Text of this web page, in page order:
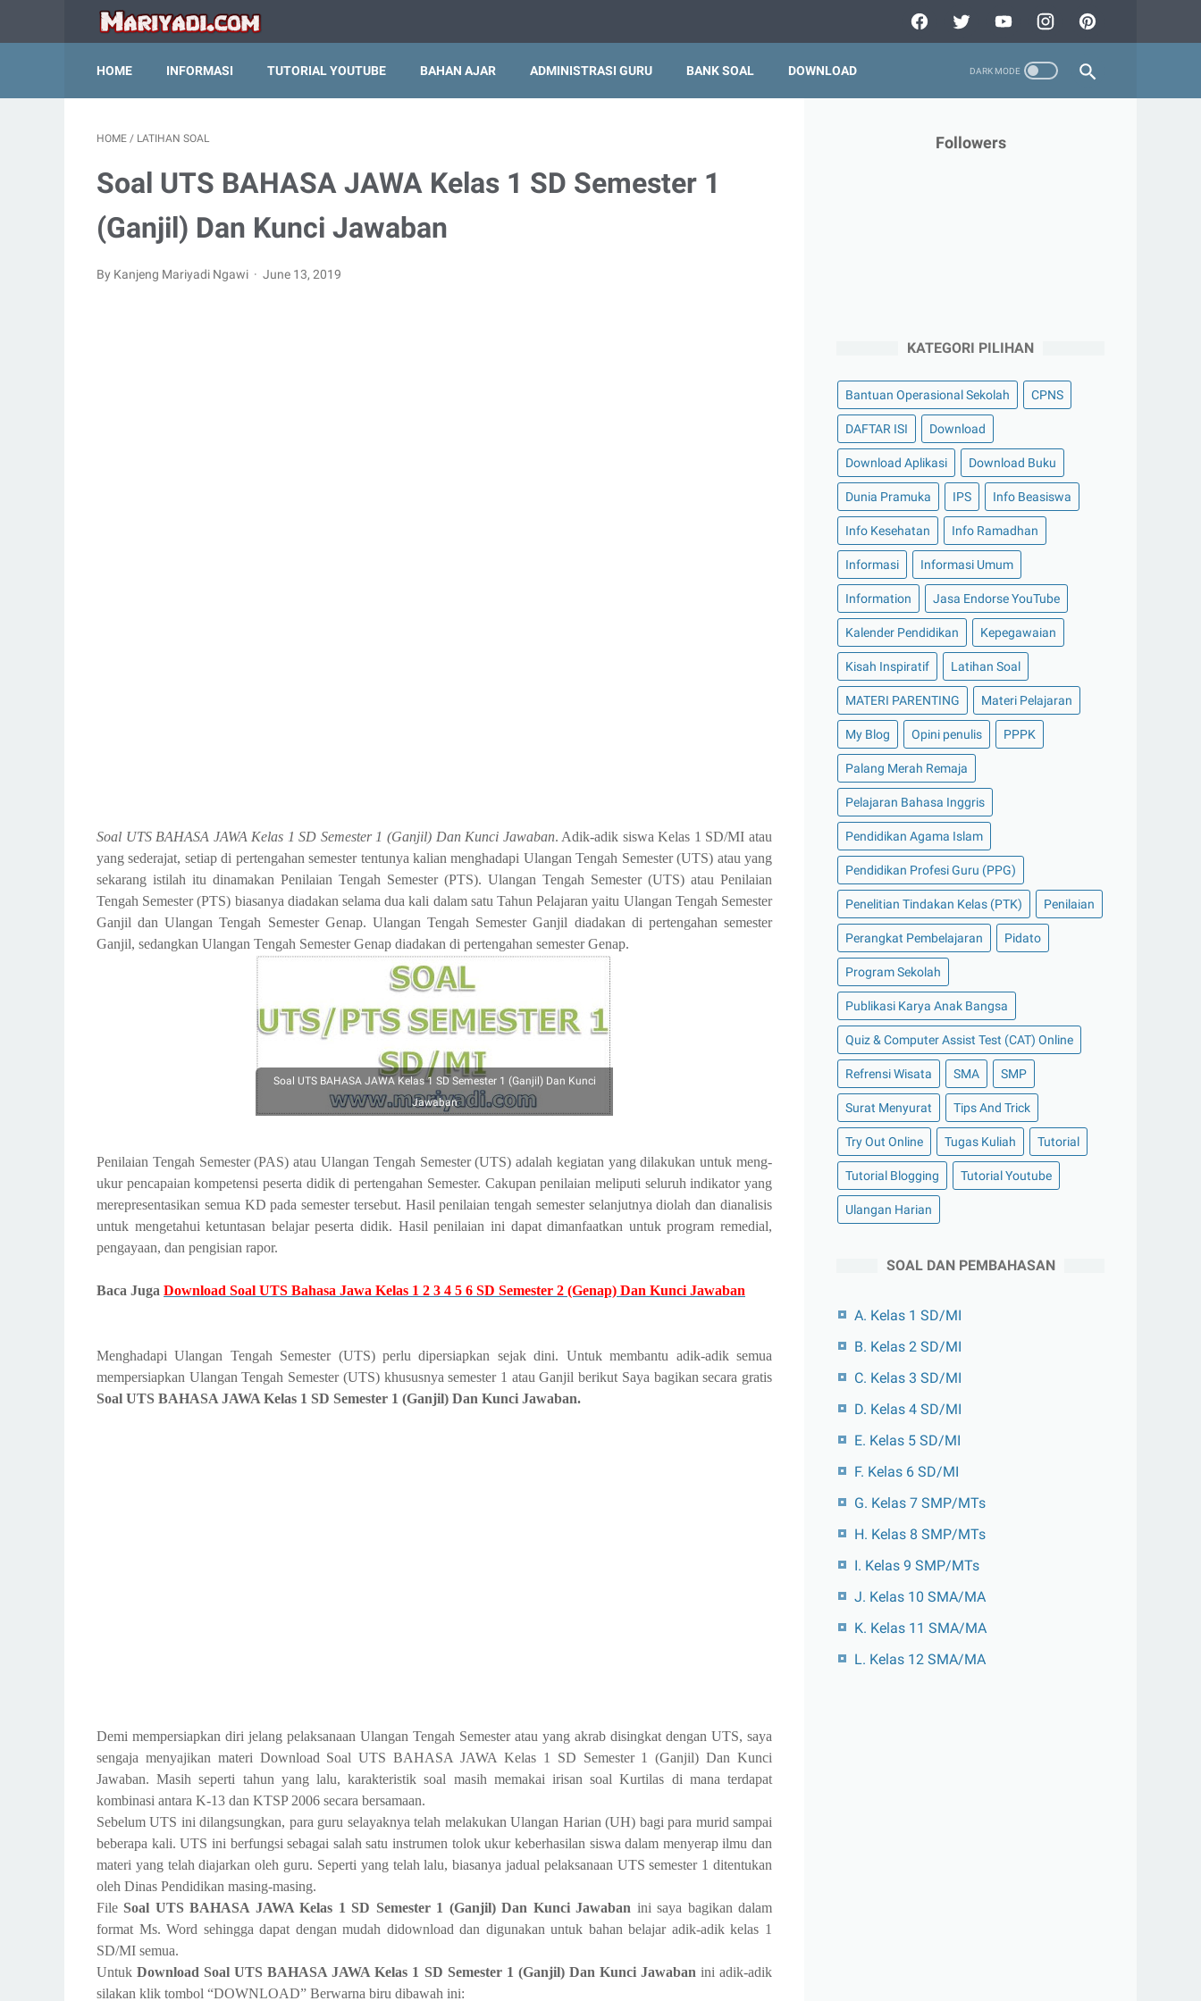
HOME INFORMASI TUTORIAL YOUTUBE BAHAN AJAR ADMINISTRASI GURU BANK SOAL DOWNLOAD
HOME / LATIHAN SOAL
Soal UTS BAHASA JAWA Kelas 1 SD Semester 1
(Ganjil) Dan Kunci Jawaban
By Kanjeng Mariyadi Ngawi June 13, 2019
Soal UTS BAHASA JAWA Kelas 1 SD Semester 1 (Ganjil) Dan Kunci Jawaban. Adik-adik siswa Kelas 1 SD/MI atau
yang sederajat, setiap di pertengahan semester tentunya kalian menghadapi Ulangan Tengah Semester (UTS) atau yang
sekarang istilah itu dinamakan Penilaian Tengah Semester (PTS). Ulangan Tengah Semester (UTS) atau Penilaian
Tengah Semester (PTS) biasanya diadakan selama dua kali dalam satu Tahun Pelajaran yaitu Ulangan Tengah Semester
Ganjil dan Ulangan Tengah Semester Genap. Ulangan Tengah Semester Ganjil diadakan di pertengahan semester
Ganjil, sedangkan Ulangan Tengah Semester Genap diadakan di pertengahan semester Genap.
Soal UTS BAHASA JAWA Kelas 1 SD Semester 1 (Ganjil) Dan Kunci
Jawaban
Penilaian Tengah Semester (PAS) atau Ulangan Tengah Semester (UTS) adalah kegiatan yang dilakukan untuk meng­
ukur pencapaian kompetensi peserta didik di pertengahan Semester. Cakupan penilaian meliputi seluruh indikator yang
merepresentasikan semua KD pada semester tersebut. Hasil penilaian tengah semester selanjutnya diolah dan dianalisis
untuk menge­tahui ketuntasan belajar peserta didik. Hasil penilaian ini dapat dimanfaatkan untuk program remedial,
pengayaan, dan pengisian rapor.
Baca Juga Download Soal UTS Bahasa Jawa Kelas 1 2 3 4 5 6 SD Semester 2 (Genap) Dan Kunci Jawaban
Menghadapi Ulangan Tengah Semester (UTS) perlu dipersiapkan sejak dini. Untuk membantu adik-adik semua
mempersiapkan Ulangan Tengah Semester (UTS) khususnya semester 1 atau Ganjil berikut Saya bagikan secara gratis
Soal UTS BAHASA JAWA Kelas 1 SD Semester 1 (Ganjil) Dan Kunci Jawaban.
Demi mempersiapkan diri jelang pelaksanaan Ulangan Tengah Semester atau yang akrab disingkat dengan UTS, saya
sengaja menyajikan materi Download Soal UTS BAHASA JAWA Kelas 1 SD Semester 1 (Ganjil) Dan Kunci
Jawaban. Masih seperti tahun yang lalu, karakteristik soal masih memakai irisan soal Kurtilas di mana terdapat
kombinasi antara K-13 dan KTSP 2006 secara bersamaan.
Sebelum UTS ini dilangsungkan, para guru selayaknya telah melakukan Ulangan Harian (UH) bagi para murid sampai
beberapa kali. UTS ini berfungsi sebagai salah satu instrumen tolok ukur keberhasilan siswa dalam menyerap ilmu dan
materi yang telah diajarkan oleh guru. Seperti yang telah lalu, biasanya jadual pelaksanaan UTS semester 1 ditentukan
oleh Dinas Pendidikan masing-masing.
File Soal UTS BAHASA JAWA Kelas 1 SD Semester 1 (Ganjil) Dan Kunci Jawaban ini saya bagikan dalam
format Ms. Word sehingga dapat dengan mudah didownload dan digunakan untuk bahan belajar adik-adik kelas 1
SD/MI semua.
Untuk Download Soal UTS BAHASA JAWA Kelas 1 SD Semester 1 (Ganjil) Dan Kunci Jawaban ini adik-adik
silakan klik tombol “DOWNLOAD” Berwarna biru dibawah ini:
Followers
KATEGORI PILIHAN
Bantuan Operasional Sekolah CPNS
DAFTAR ISI Download
Download Aplikasi Download Buku
Dunia Pramuka IPS Info Beasiswa
Info Kesehatan Info Ramadhan
Informasi Informasi Umum
Information Jasa Endorse YouTube
Kalender Pendidikan Kepegawaian
Kisah Inspiratif Latihan Soal
MATERI PARENTING Materi Pelajaran
My Blog Opini penulis PPPK
Palang Merah Remaja
Pelajaran Bahasa Inggris
Pendidikan Agama Islam
Pendidikan Profesi Guru (PPG)
Penelitian Tindakan Kelas (PTK) Penilaian
Perangkat Pembelajaran Pidato
Program Sekolah
Publikasi Karya Anak Bangsa
Quiz & Computer Assist Test (CAT) Online
Refrensi Wisata SMA SMP
Surat Menyurat Tips And Trick
Try Out Online Tugas Kuliah Tutorial
Tutorial Blogging Tutorial Youtube
Ulangan Harian
SOAL DAN PEMBAHASAN
A. Kelas 1 SD/MI
B. Kelas 2 SD/MI
C. Kelas 3 SD/MI
D. Kelas 4 SD/MI
E. Kelas 5 SD/MI
F. Kelas 6 SD/MI
G. Kelas 7 SMP/MTs
H. Kelas 8 SMP/MTs
I. Kelas 9 SMP/MTs
J. Kelas 10 SMA/MA
K. Kelas 11 SMA/MA
L. Kelas 12 SMA/MA